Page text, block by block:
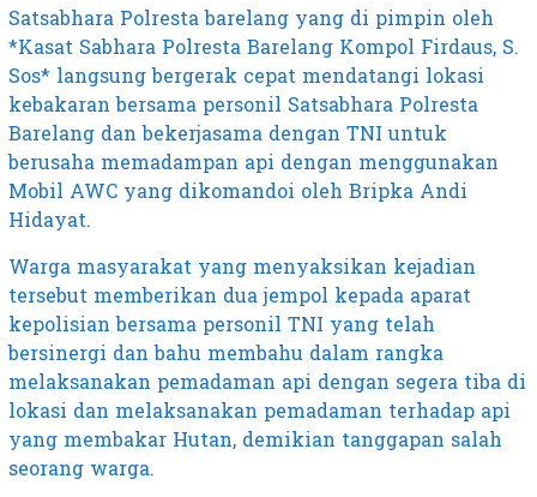
Satsabhara Polresta barelang yang di pimpin oleh
*Kasat Sabhara Polresta Barelang Kompol Firdaus, S.
Sos* langsung bergerak cepat mendatangi lokasi
kebakaran bersama personil Satsabhara Polresta
Barelang dan bekerjasama dengan TNI untuk
berusaha memadampan api dengan menggunakan
Mobil AWC yang dikomandoi oleh Bripka Andi
Hidayat.
Warga masyarakat yang menyaksikan kejadian
tersebut memberikan dua jempol kepada aparat
kepolisian bersama personil TNI yang telah
bersinergi dan bahu membahu dalam rangka
melaksanakan pemadaman api dengan segera tiba di
lokasi dan melaksanakan pemadaman terhadap api
yang membakar Hutan, demikian tanggapan salah
seorang warga.